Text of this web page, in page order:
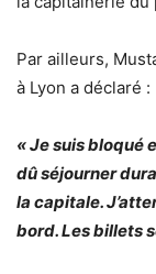
Par ailleurs,
à Lyon a déclaré :
« Je suis bloqué
dû séjourner
la capitale.
bord. Les billets